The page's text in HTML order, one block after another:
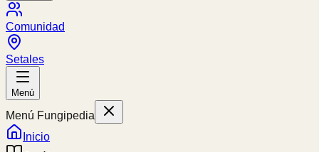
Comunidad
Setales
Menú
Menú Fungipedia
Inicio